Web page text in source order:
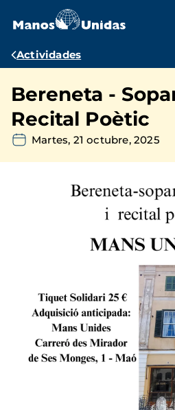
contenido
Ruta
navegación
Actividades
Bereneta -
Recital Poètic
Martes, 21 octubre, 2025